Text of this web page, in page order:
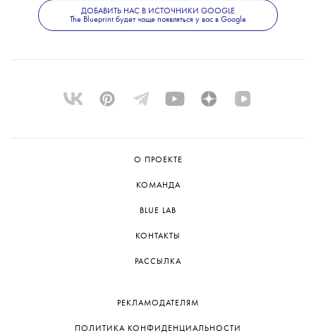
в том числе и с тем, чтобы усилить контроль
над подразделениями (небольшие
ДОБАВИТЬ НАС В ИСТОЧНИКИ GOOGLE
The Blueprint будет чаще появляться у вас в Google
О ПРОЕКТЕ
КОМАНДА
BLUE LAB
КОНТАКТЫ
РАССЫЛКА
РЕКЛАМОДАТЕЛЯМ
ПОЛИТИКА КОНФИДЕНЦИАЛЬНОСТИ